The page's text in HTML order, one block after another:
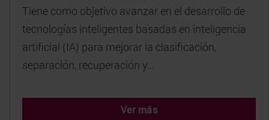
Tiene como objetivo avanzar en el desarrollo de
tecnologías inteligentes basadas en inteligencia
artificial (IA) para mejorar la clasificación,
separación, recuperación y...
Ver más